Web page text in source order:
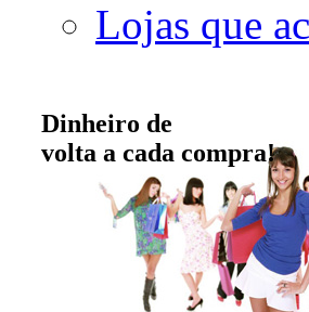
Lojas que
Dinheiro de
volta a cada compra!